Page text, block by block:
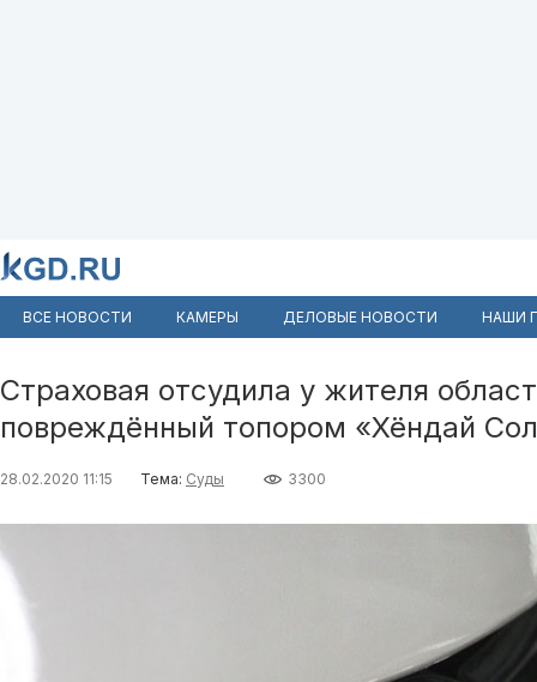
ВСЕ НОВОСТИ КАМЕРЫ ДЕЛОВЫЕ НОВОСТИ НАШИ
Страховая отсудила у жителя
повреждённый топором «Хёндай
28.02.2020 11:15 Тема: Суды 3300